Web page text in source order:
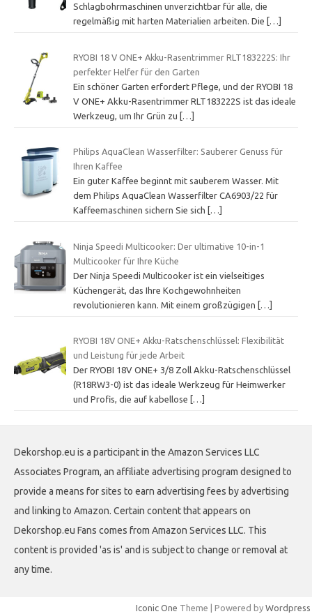
Schlagbohrmaschinen unverzichtbar für alle, die
regelmäßig mit harten Materialien arbeiten. Die
[…]
RYOBI 18 V ONE+ Akku-Rasentrimmer RLT183222S: Ihr
perfekter Helfer für den Garten
Ein schöner Garten erfordert Pflege, und der RYOBI 18
V ONE+ Akku-Rasentrimmer RLT183222S ist das ideale
Werkzeug, um Ihr Grün zu […]
Philips AquaClean Wasserfilter: Sauberer Genuss für
Ihren Kaffee
Ein guter Kaffee beginnt mit sauberem Wasser. Mit
dem Philips AquaClean Wasserfilter CA6903/22 für
Kaffeemaschinen sichern Sie sich
[…]
Ninja Speedi Multicooker: Der ultimative 10-in-1
Multicooker für Ihre Küche
Der Ninja Speedi Multicooker ist ein vielseitiges
Küchengerät, das Ihre Kochgewohnheiten
revolutionieren kann. Mit einem großzügigen […]
RYOBI 18V ONE+ Akku-Ratschenschlüssel: Flexibilität
und Leistung für jede Arbeit
Der RYOBI 18V ONE+ 3/8 Zoll Akku-Ratschenschlüssel
(R18RW3-0) ist das ideale Werkzeug für Heimwerker
und Profis, die auf kabellose
[…]
Dekorshop.eu is a participant in the Amazon Services LLC
Associates Program, an affiliate advertising program designed to
provide a means for sites to earn advertising fees by advertising
and linking to Amazon. Certain content that appears on
Dekorshop.eu Fans comes from Amazon Services LLC. This
content is provided 'as is' and is subject to change or removal at
any time.
Iconic One Theme | Powered by Wordpress